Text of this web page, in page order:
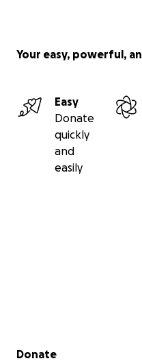
Your easy, powerful,
Easy
Donate
quickly
and
easily
Secondary menu
Donate